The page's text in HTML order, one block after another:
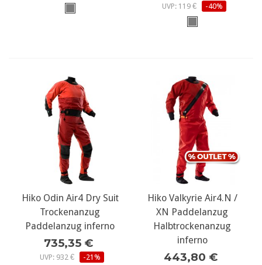
UVP: 119 € -40%
Hiko Odin Air4 Dry Suit
Trockenanzug
Paddelanzug inferno
735,35 €
UVP: 932 € -21%
Hiko Valkyrie Air4.N /
XN Paddelanzug
Halbtrockenanzug
inferno
443,80 €